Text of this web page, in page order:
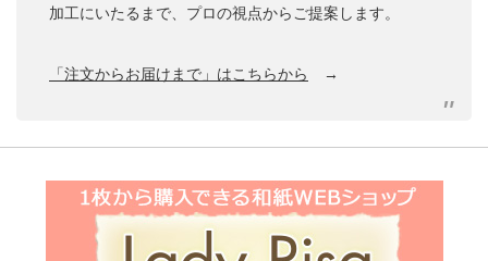
加工にいたるまで、プロの視点からご提案します。
「注文からお届けまで」はこちらから →